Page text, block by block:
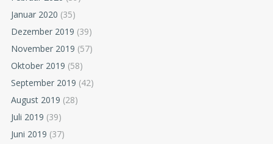
Januar 2020 (35)
Dezember 2019 (39)
November 2019 (57)
Oktober 2019 (58)
September 2019 (42)
August 2019 (28)
Juli 2019 (39)
Juni 2019 (37)